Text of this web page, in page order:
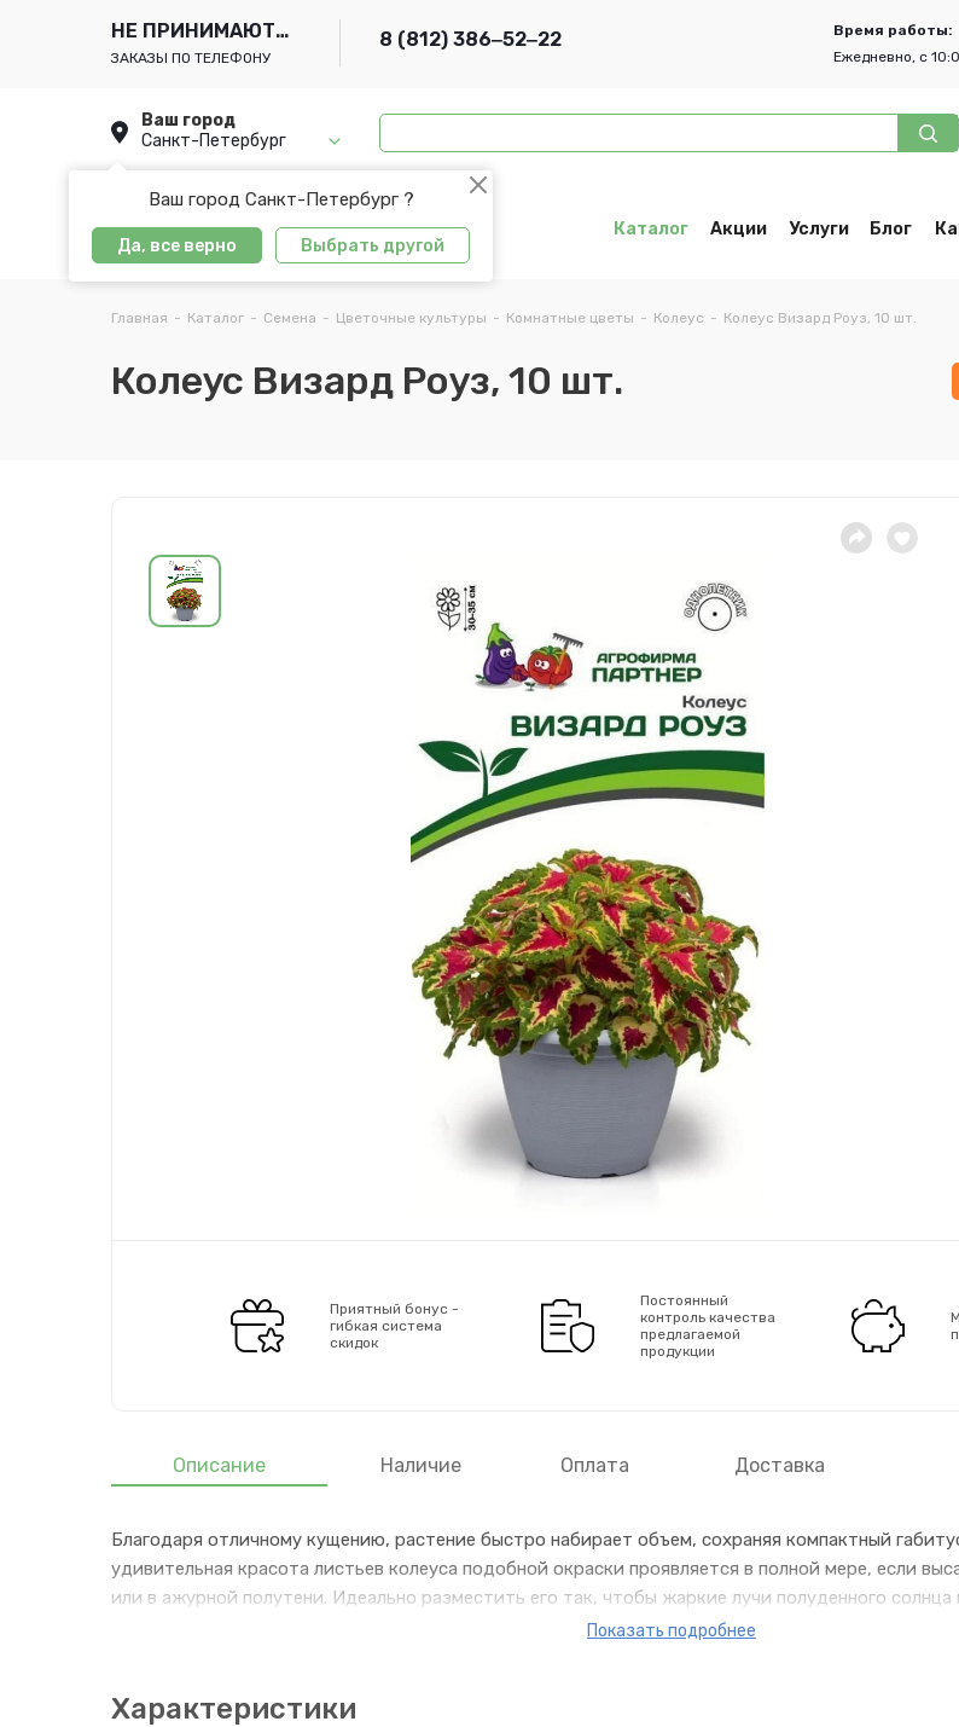
НЕ ПРИНИМАЮТСЯ
ЗАКАЗЫ ПО ТЕЛЕФОНУ
8 (812) 386‒52‒22
Время работы:
Ежедневно, с
Ваш город
Санкт-Петербург
Ваш город Санкт-Петербург ?
Да, все верно Выбрать другой
Каталог Акции Услуги Блог
Главная - Каталог - Семена - Цветочные культуры - Комнатные цветы - Колеус - Колеус Визард Роуз, 10 шт.
Колеус Визард Роуз, 10 шт.
Приятный бонус -
гибкая система
скидок
Постоянный
контроль качества
предлагаемой
продукции
Описание Наличие Оплата Доставка
Благодаря отличному кущению, растение быстро набирает объем, сохраняя компактный
удивительная красота листьев колеуса подобной окраски проявляется в полной мере, если
или в ажурной полутени. Идеально разместить его так, чтобы жаркие лучи полуденного солнца
целом этот сорт хорошо чувствует себя на солнце, с легкостью переносит высокие
Показать подробнее
Характеристики